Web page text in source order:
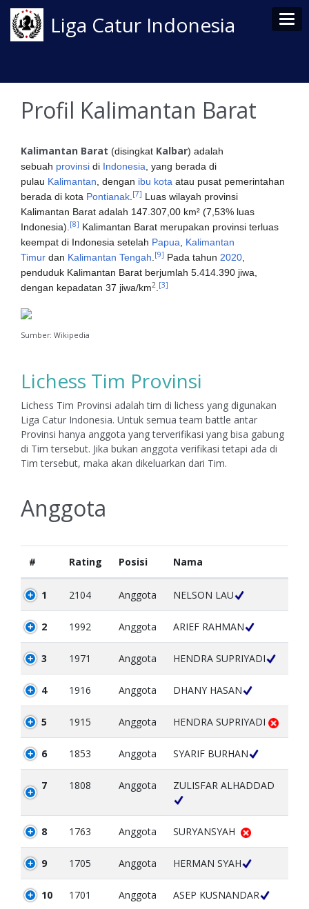
Liga Catur Indonesia
Profil Kalimantan Barat
Kalimantan Barat (disingkat Kalbar) adalah
sebuah provinsi di Indonesia , yang berada di
pulau Kalimantan , dengan ibu kota atau pusat pemerintahan
berada di kota Pontianak [7] Luas wilayah provinsi
Kalimantan Barat adalah 147.307,00 km² (7,53% luas
Indonesia). [8] Kalimantan Barat merupakan provinsi terluas
keempat di Indonesia setelah Papua
Kalimantan
Timur dan Kalimantan Tengah [9] Pada tahun 2020
penduduk Kalimantan Barat berjumlah 5.414.390 jiwa,
dengan kepadatan 37 jiwa/km2 [3]
Sumber: Wikipedia
Lichess Tim Provinsi
Lichess Tim Provinsi adalah tim di lichess yang digunakan
Liga Catur Indonesia. Untuk semua team battle antar
Provinsi hanya anggota yang terverifikasi yang bisa gabung
di Tim tersebut. Jika bukan anggota verifikasi tetapi ada di
Tim tersebut, maka akan dikeluarkan dari Tim.
Anggota
# Rating Posisi Nama
1 2104 Anggota NELSON LAU
2 1992 Anggota ARIEF RAHMAN
3 1971 Anggota HENDRA SUPRIYADI
4 1916 Anggota DHANY HASAN
5 1915 Anggota HENDRA SUPRIYADI
6 1853 Anggota SYARIF BURHAN
7 1808 Anggota ZULISFAR ALHADDAD
8 1763 Anggota SURYANSYAH
9 1705 Anggota HERMAN SYAH
10 1701 Anggota ASEP KUSNANDAR